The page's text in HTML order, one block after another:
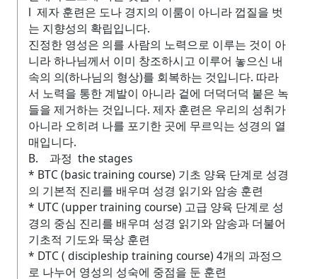
l 제자 훈련은 도나 경지의 이룸이 아니라 껍질을 벗
는 지향성의 확립입니다.
진정한 영성은 의를 사람의 노력으로 이루는 것이 아
니라 하나님께서 이미 창조하시고 이루어 놓으신 내
속의 의(하나님의 형상)를 회복하는 것입니다. 따라
서 노력을 통한 계발이 아니라 겉에 더덕더덕 붙은 녹
들을 제거하는 것입니다. 제자 훈련은 우리의 성취가
아니라 오히려 나를 포기한 곳에 무르익는 성경의 열
매입니다.
B. 과정 the stages
* BTC (basic training course) 기초 양육 단계로 성경
의 기본적 진리를 배우며 성경 읽기와 암송 훈련
* UTC (upper training course) 고급 양육 단계로 성
경의 중심 진리를 배우며 성경 읽기와 암송과 더불어
기초적 기도와 묵상 훈련
* DTC ( discipleship training course) 4개의 과정으
로 나누어 영성의 성숙에 중점을 둔 훈련